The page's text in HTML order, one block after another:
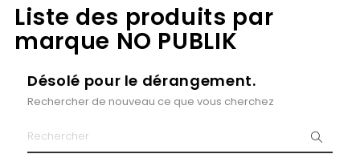
Liste des produits par
marque NO PUBLIK
Désolé pour le dérangement.
Rechercher de nouveau ce que vous cherchez